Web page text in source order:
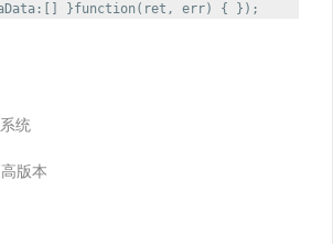
}function(ret, err) { });
统
版本